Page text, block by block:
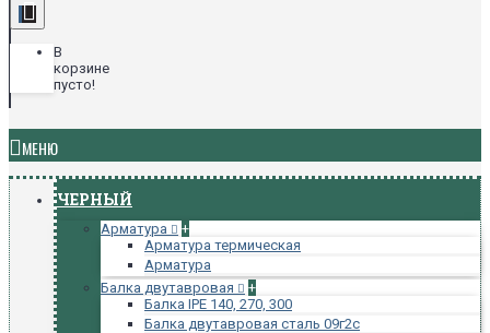
В
корзине
пусто!
МЕНЮ
ЧЕРНЫЙ
Арматура
+
Арматура термическая
Арматура
Балка двутавровая
+
Балка IPE 140, 270, 300
Балка двутавровая сталь 09г2с